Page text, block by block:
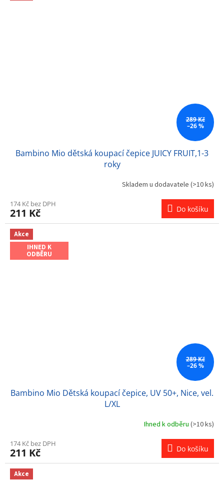
289 Kč
–26 %
Bambino Mio dětská koupací čepice JUICY FRUIT,1-3
roky
Skladem u dodavatele (>10 ks)
174 Kč bez DPH
211 Kč Do košíku
Akce
IHNED K
ODBĚRU
289 Kč
–26 %
Bambino Mio Dětská koupací čepice, UV 50+, Nice, vel.
L/XL
Ihned k odběru (>10 ks)
174 Kč bez DPH
211 Kč Do košíku
Akce